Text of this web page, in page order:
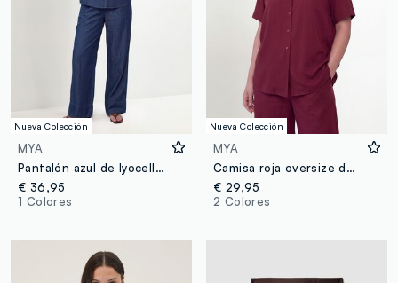
Nueva Colección
MYA
Pantalón azul de lyocell puro con cintura elástica, corte regular
€ 36,95
1 Colores
Nueva Colección
MYA
Camisa roja oversize de mezcla de viscosa de manga corta
€ 29,95
2 Colores